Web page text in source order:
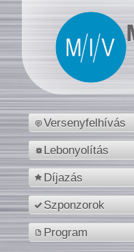
Versenyfelhívás
Lebonyolítás
Díjazás
Szponzorok
Program